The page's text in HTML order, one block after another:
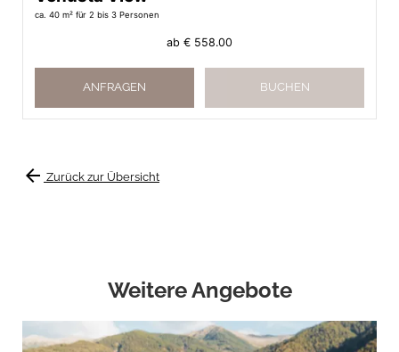
ca. 40 m² für 2 bis 3 Personen
ab € 558.00
ANFRAGEN BUCHEN
arrow_back Zurück zur Übersicht
Weitere Angebote